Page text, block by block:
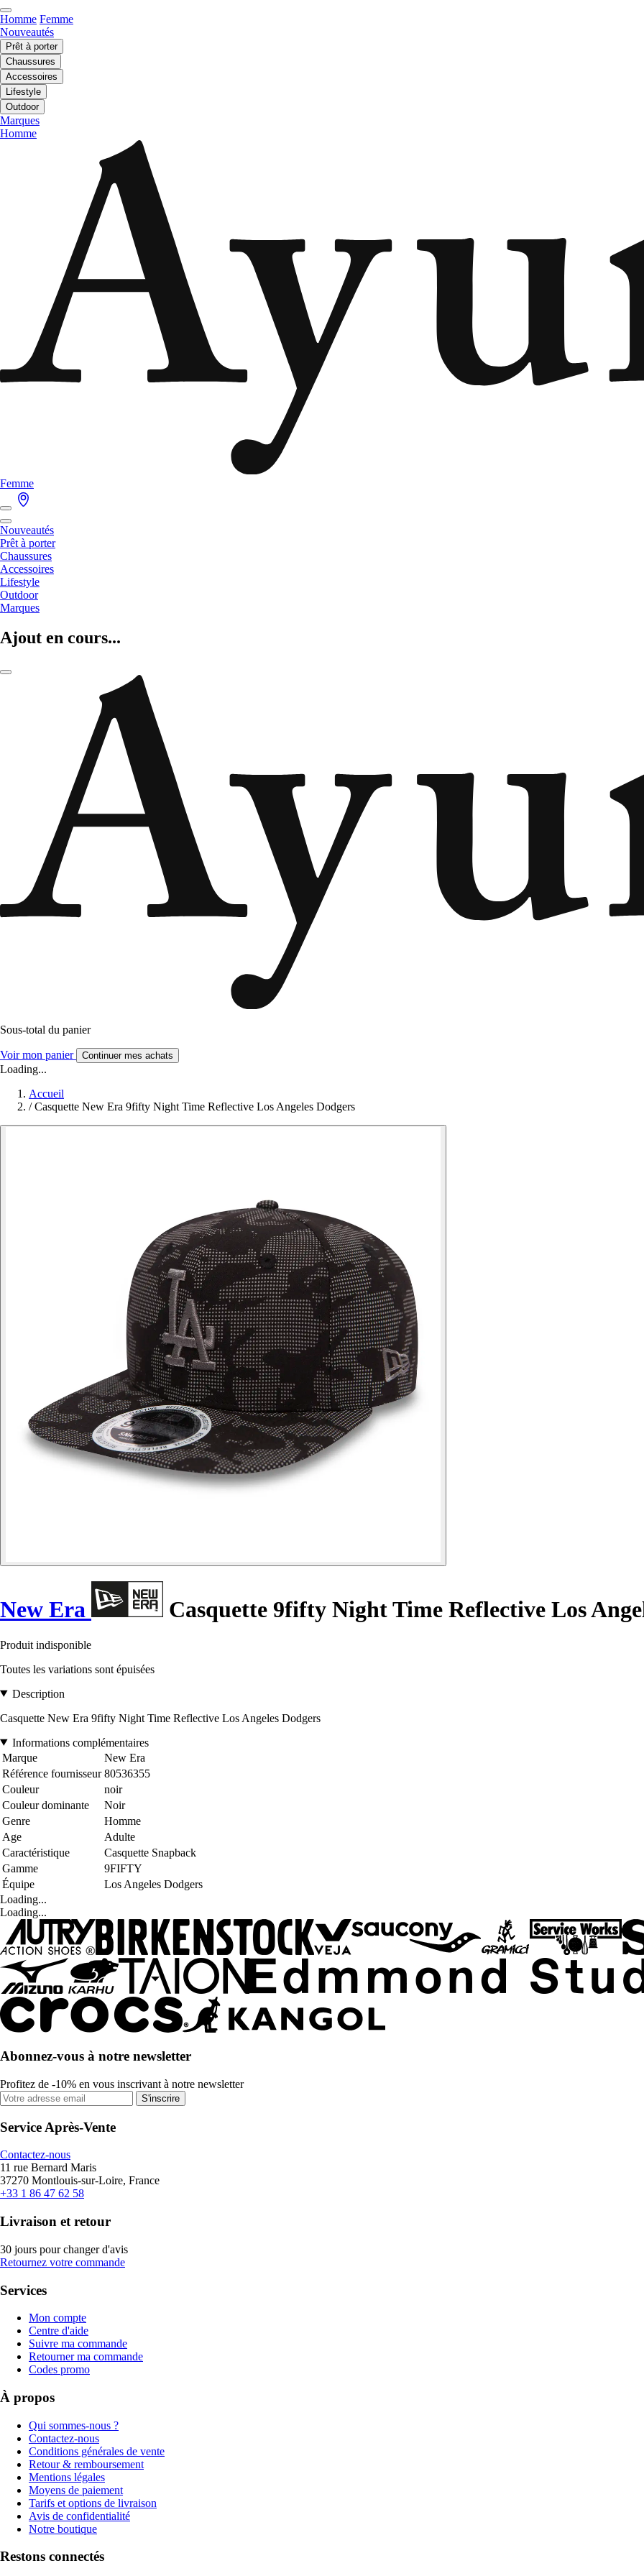
Homme Femme
Nouveautés
Prêt à porter
Chaussures
Accessoires
Lifestyle
Outdoor
Marques
Homme
Femme
Nouveautés
Prêt à porter
Chaussures
Accessoires
Lifestyle
Outdoor
Marques
Ajout en cours...
Sous-total du panier
Voir mon panier Continuer mes achats
Loading...
Accueil
/ Casquette New Era 9fifty Night Time Reflective Los Angeles Dodgers
New Era Casquette 9fifty Night Time Reflective Los
Produit indisponible
Toutes les variations sont épuisées
Description
Casquette New Era 9fifty Night Time Reflective Los Angeles Dodgers
Informations complémentaires
Marque
New Era
Référence fournisseur 80536355
Couleur
noir
Couleur dominante
Noir
Genre
Homme
Age
Adulte
Caractéristique
Casquette Snapback
Gamme
9FIFTY
Équipe
Los Angeles Dodgers
Loading...
Loading...
Abonnez-vous à notre newsletter
Profitez de -10% en vous inscrivant à notre newsletter
S'inscrire
Service Après-Vente
Contactez-nous
11 rue Bernard Maris
37270 Montlouis-sur-Loire, France
+33 1 86 47 62 58
Livraison et retour
30 jours pour changer d'avis
Retournez votre commande
Services
Mon compte
Centre d'aide
Suivre ma commande
Retourner ma commande
Codes promo
À propos
Qui sommes-nous ?
Contactez-nous
Conditions générales de vente
Retour & remboursement
Mentions légales
Moyens de paiement
Tarifs et options de livraison
Avis de confidentialité
Notre boutique
Restons connectés